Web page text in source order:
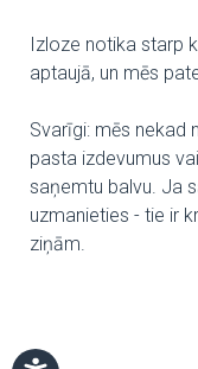
Izloze notika starp
aptaujā, un mēs
Svarīgi: mēs nekad
pasta izdevumus
saņemtu balvu. Ja
uzmanieties - tie ir
ziņām.